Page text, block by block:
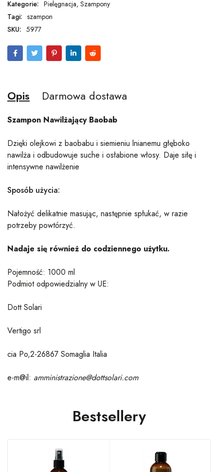
Kategorie: Pielęgnacja, Szampony
Tagi: szampon
SKU: 5977
Opis Darmowa dostawa
Szampon Nawilżający Baobab
Dzięki olejkowi z baobabu i siemieniu lnianemu głęboko
nawilża i odbudowuje suche i osłabione włosy. Daje siłę i
intensywne nawilżenie
Sposób użycia:
Nałożyć delikatnie masując, następnie spłukać, w razie
potrzeby powtórzyć.
Nadaje się również do codziennego użytku.
Pojemność: 1000 ml
Podmiot odpowiedzialny w UE:
Dott Solari
Vertigo srl
cia Po,2-26867 Somaglia Italia
e-m@il: amministrazione@dottsolari.com
Bestsellery